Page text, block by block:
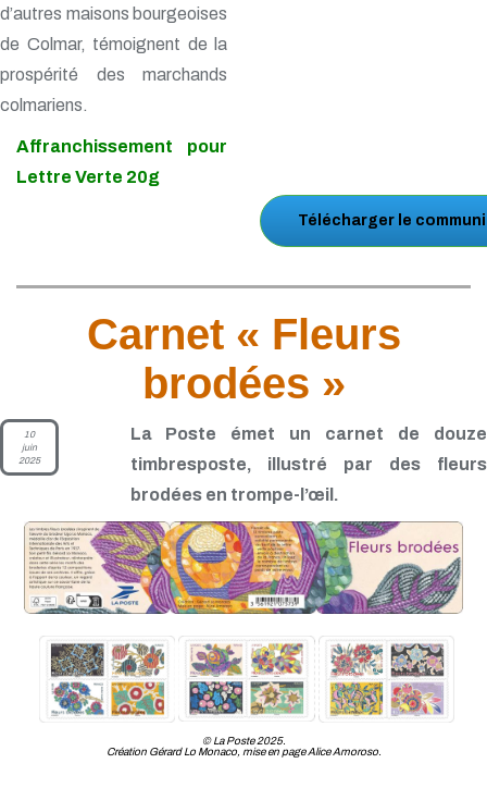
d’autres maisons bourgeoises
de Colmar, témoignent de la
prospérité des marchands
colmariens.
Affranchissement pour
Lettre Verte 20g
Télécharger le
Carnet « Fleurs
brodées »
10
juin
2025
La Poste émet un carnet de douze
timbresposte, illustré par des fleurs
brodées en trompe-l’œil.
© La Poste 2025.
Création Gérard Lo Monaco, mise en page Alice Amoroso.